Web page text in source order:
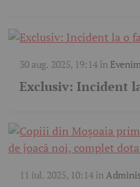
30 aug. 2025, 19:14în
Exclusiv: Incident
11 iul. 2025, 10:14în